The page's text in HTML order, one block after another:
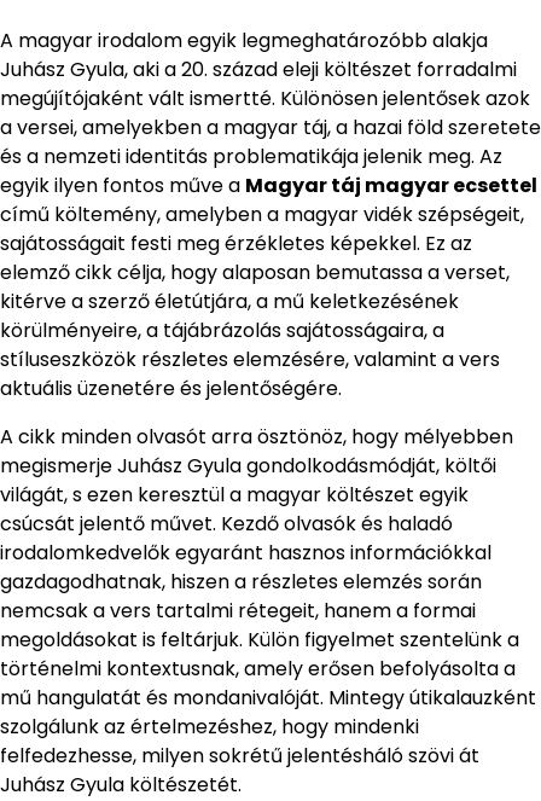
A magyar irodalom egyik legmeghatározóbb alakja
Juhász Gyula, aki a 20. század eleji költészet forradalmi
megújítójaként vált ismertté. Különösen jelentősek azok
a versei, amelyekben a magyar táj, a hazai föld szeretete
és a nemzeti identitás problematikája jelenik meg. Az
egyik ilyen fontos műve a Magyar táj magyar ecsettel
című költemény, amelyben a magyar vidék szépségeit,
sajátosságait festi meg érzékletes képekkel. Ez az
elemző cikk célja, hogy alaposan bemutassa a verset,
kitérve a szerző életútjára, a mű keletkezésének
körülményeire, a tájábrázolás sajátosságaira, a
stíluseszközök részletes elemzésére, valamint a vers
aktuális üzenetére és jelentőségére.
A cikk minden olvasót arra ösztönöz, hogy mélyebben
megismerje Juhász Gyula gondolkodásmódját, költői
világát, s ezen keresztül a magyar költészet egyik
csúcsát jelentő művet. Kezdő olvasók és haladó
irodalomkedvelők egyaránt hasznos információkkal
gazdagodhatnak, hiszen a részletes elemzés során
nemcsak a vers tartalmi rétegeit, hanem a formai
megoldásokat is feltárjuk. Külön figyelmet szentelünk a
történelmi kontextusnak, amely erősen befolyásolta a
mű hangulatát és mondanivalóját. Mintegy útikalauzként
szolgálunk az értelmezéshez, hogy mindenki
felfedezhesse, milyen sokrétű jelentésháló szövi át
Juhász Gyula költészetét.